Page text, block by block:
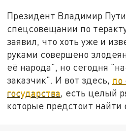
Президент Владимир
спецсовещании по
заявил, что хоть уже и
руками совершено
её народа", но сегодня
заказчик". И вот здесь, по
государства, есть целый
которые предстоит найти